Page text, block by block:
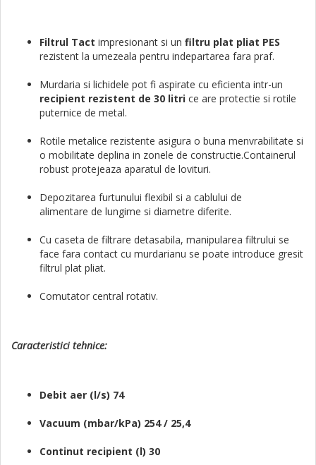
Filtrul Tact impresionant si un filtru plat pliat PES
rezistent la umezeala pentru indepartarea fara praf.
Murdaria si lichidele pot fi aspirate cu eficienta intr-un
recipient rezistent de 30 litri ce are protectie si rotile
puternice de metal.
Rotile metalice rezistente asigura o buna menvrabilitate si
o mobilitate deplina in zonele de constructie.Containerul
robust protejeaza aparatul de lovituri.
Depozitarea furtunului flexibil si a cablului de
alimentare de lungime si diametre diferite.
Cu caseta de filtrare detasabila, manipularea filtrului se
face fara contact cu murdarianu se poate introduce gresit
filtrul plat pliat.
Comutator central rotativ.
Caracteristici tehnice:
Debit aer (l/s) 74
Vacuum (mbar/kPa) 254 / 25,4
Continut recipient (l) 30